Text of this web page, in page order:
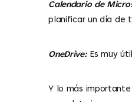
Calendario de
planificar un día de
OneDrive: Es muy
Y lo más